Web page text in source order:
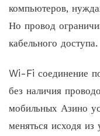
компьютеров,
Но провод
кабельного доступа.
Wi-Fi соединение
без наличия
мобильных Азино
меняться исходя из